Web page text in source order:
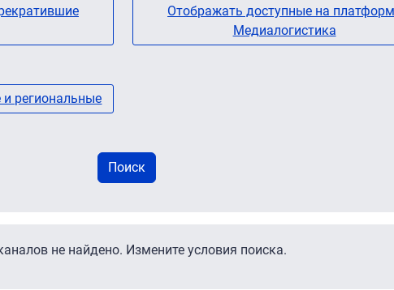
Отображать доступные на
Медиалогистика
региональные
не найдено. Измените условия поиска.